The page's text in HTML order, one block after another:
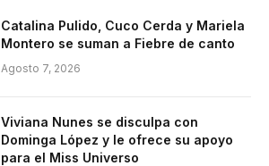
Catalina Pulido, Cuco Cerda y Mariela
Montero se suman a Fiebre de canto
Agosto 7, 2026
Viviana Nunes se disculpa con
Dominga López y le ofrece su apoyo
para el Miss Universo